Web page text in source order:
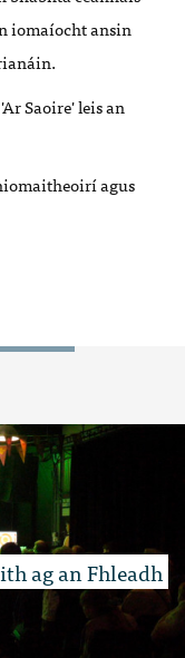
iomaíocht ansin
Saoire' leis an
agus
ag an Fhleadh